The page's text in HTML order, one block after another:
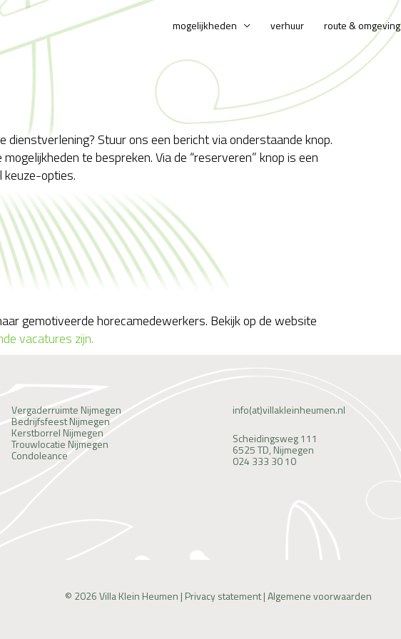
mogelijkheden verhuur route & omgeving
Stuur ons een bericht via onderstaande knop.
te bespreken. Via de “reserveren” knop is een
keuze-opties.
gemotiveerde horecamedewerkers. Bekijk op de website
vacatures zijn.
Vergaderruimte Nijmegen
Bedrijfsfeest Nijmegen
Kerstborrel Nijmegen
Trouwlocatie Nijmegen
Condoleance
info(at)villakleinheumen.nl
Scheidingsweg 111
6525 TD, Nijmegen
024 333 30 10
© 2026 Villa Klein Heumen | Privacy statement|Algemene voorwaarden